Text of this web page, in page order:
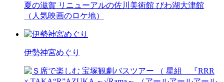
夏の滋賀 リニューアルの佐川美術館 びわ湖大津館
（人気映画のロケ地）
伊勢神宮めぐり